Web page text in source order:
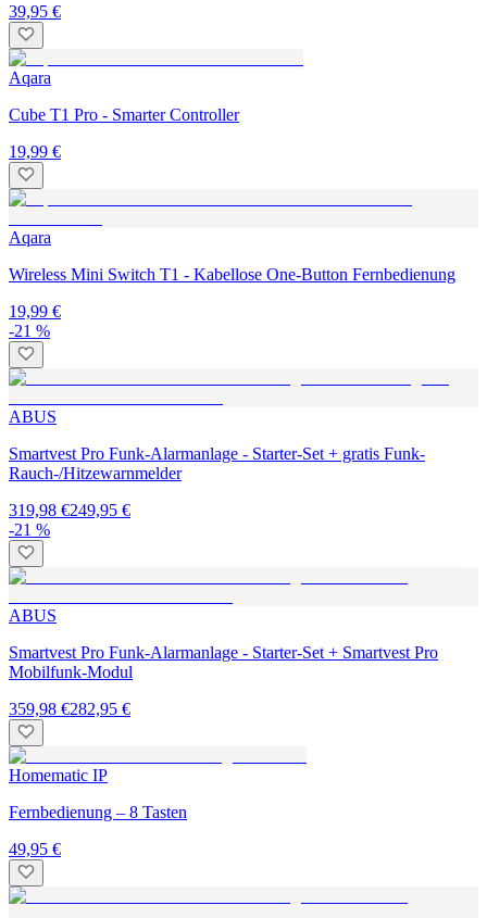
39,95 €
Aqara
Cube T1 Pro - Smarter Controller
19,99 €
Aqara
Wireless Mini Switch T1 - Kabellose One-Button Fernbedienung
19,99 €
-21 %
ABUS
Smartvest Pro Funk-Alarmanlage - Starter-Set + gratis Funk-
Rauch-/Hitzewarnmelder
319,98 €249,95 €
-21 %
ABUS
Smartvest Pro Funk-Alarmanlage - Starter-Set + Smartvest Pro
Mobilfunk-Modul
359,98 €282,95 €
Homematic IP
Fernbedienung – 8 Tasten
49,95 €